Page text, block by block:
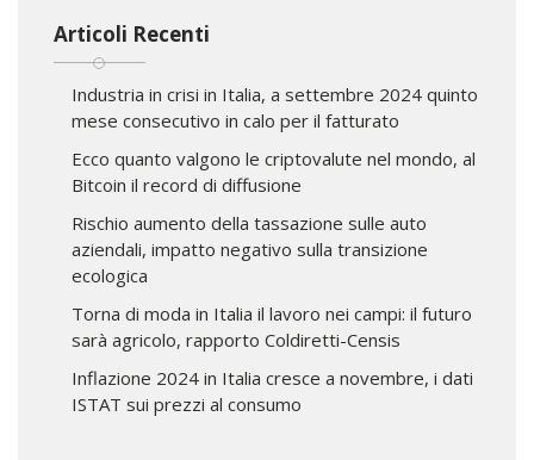
Articoli Recenti
Industria in crisi in Italia, a settembre 2024 quinto
mese consecutivo in calo per il fatturato
Ecco quanto valgono le criptovalute nel mondo, al
Bitcoin il record di diffusione
Rischio aumento della tassazione sulle auto
aziendali, impatto negativo sulla transizione
ecologica
Torna di moda in Italia il lavoro nei campi: il futuro
sarà agricolo, rapporto Coldiretti-Censis
Inflazione 2024 in Italia cresce a novembre, i dati
ISTAT sui prezzi al consumo